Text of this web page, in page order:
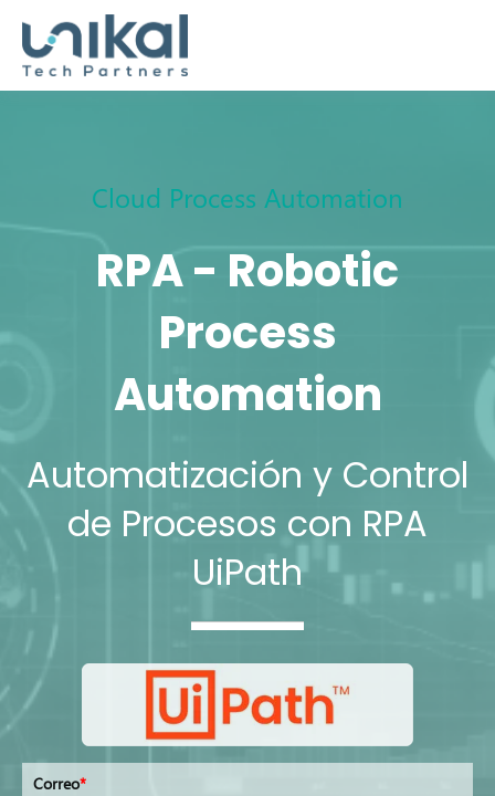
Cloud Process Automation
RPA - Robotic
Process
Automation
Automatización y Control
de Procesos con RPA
UiPath
Correo*